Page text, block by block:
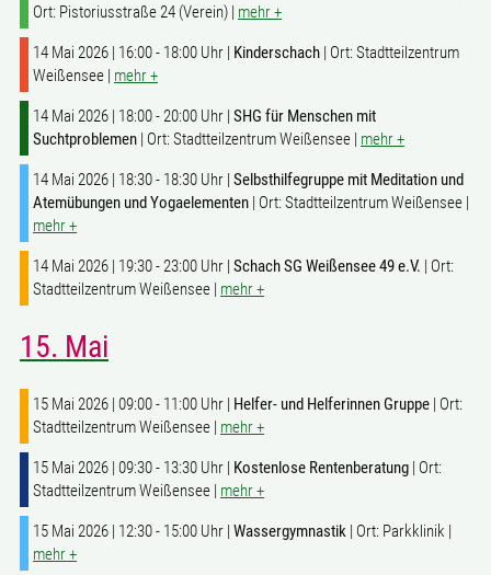
Ort: Pistoriusstraße 24 (Verein) | mehr +
14 Mai 2026 | 16:00 - 18:00 Uhr | Kinderschach | Ort: Stadtteilzentrum
Weißensee | mehr +
14 Mai 2026 | 18:00 - 20:00 Uhr | SHG für Menschen mit
Suchtproblemen | Ort: Stadtteilzentrum Weißensee | mehr +
14 Mai 2026 | 18:30 - 18:30 Uhr | Selbsthilfegruppe mit Meditation und
Atemübungen und Yogaelementen | Ort: Stadtteilzentrum Weißensee |
mehr +
14 Mai 2026 | 19:30 - 23:00 Uhr | Schach SG Weißensee 49 e.V. | Ort:
Stadtteilzentrum Weißensee | mehr +
15. Mai
15 Mai 2026 | 09:00 - 11:00 Uhr | Helfer- und Helferinnen Gruppe | Ort:
Stadtteilzentrum Weißensee | mehr +
15 Mai 2026 | 09:30 - 13:30 Uhr | Kostenlose Rentenberatung | Ort:
Stadtteilzentrum Weißensee | mehr +
15 Mai 2026 | 12:30 - 15:00 Uhr | Wassergymnastik | Ort: Parkklinik |
mehr +